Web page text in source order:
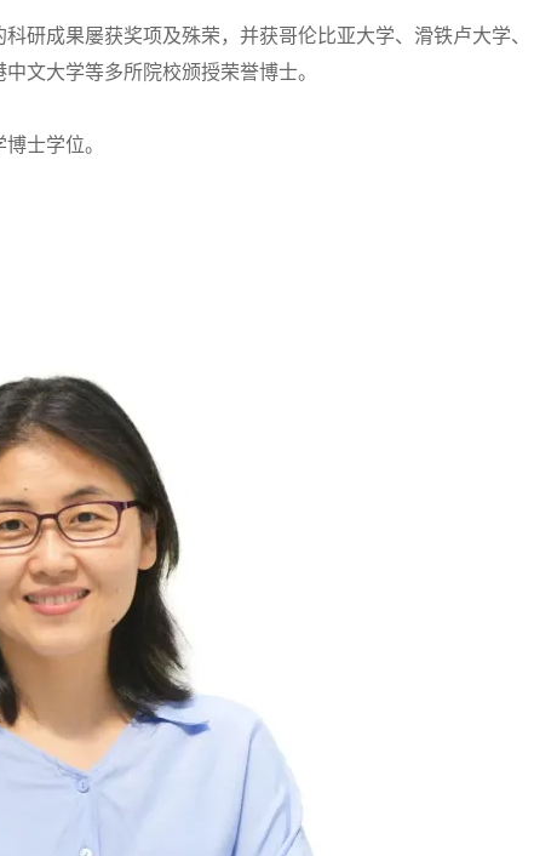
成果屡获奖项及殊荣，并获哥伦比亚大学、滑铁卢大学、
文大学等多所院校颁授荣誉博士。
士学位。